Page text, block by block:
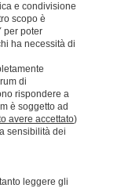
e condivisione
scopo è
per poter
ha necessità di
di
rispondere a
è soggetto ad
avere accettato)
sensibilità dei
leggere gli